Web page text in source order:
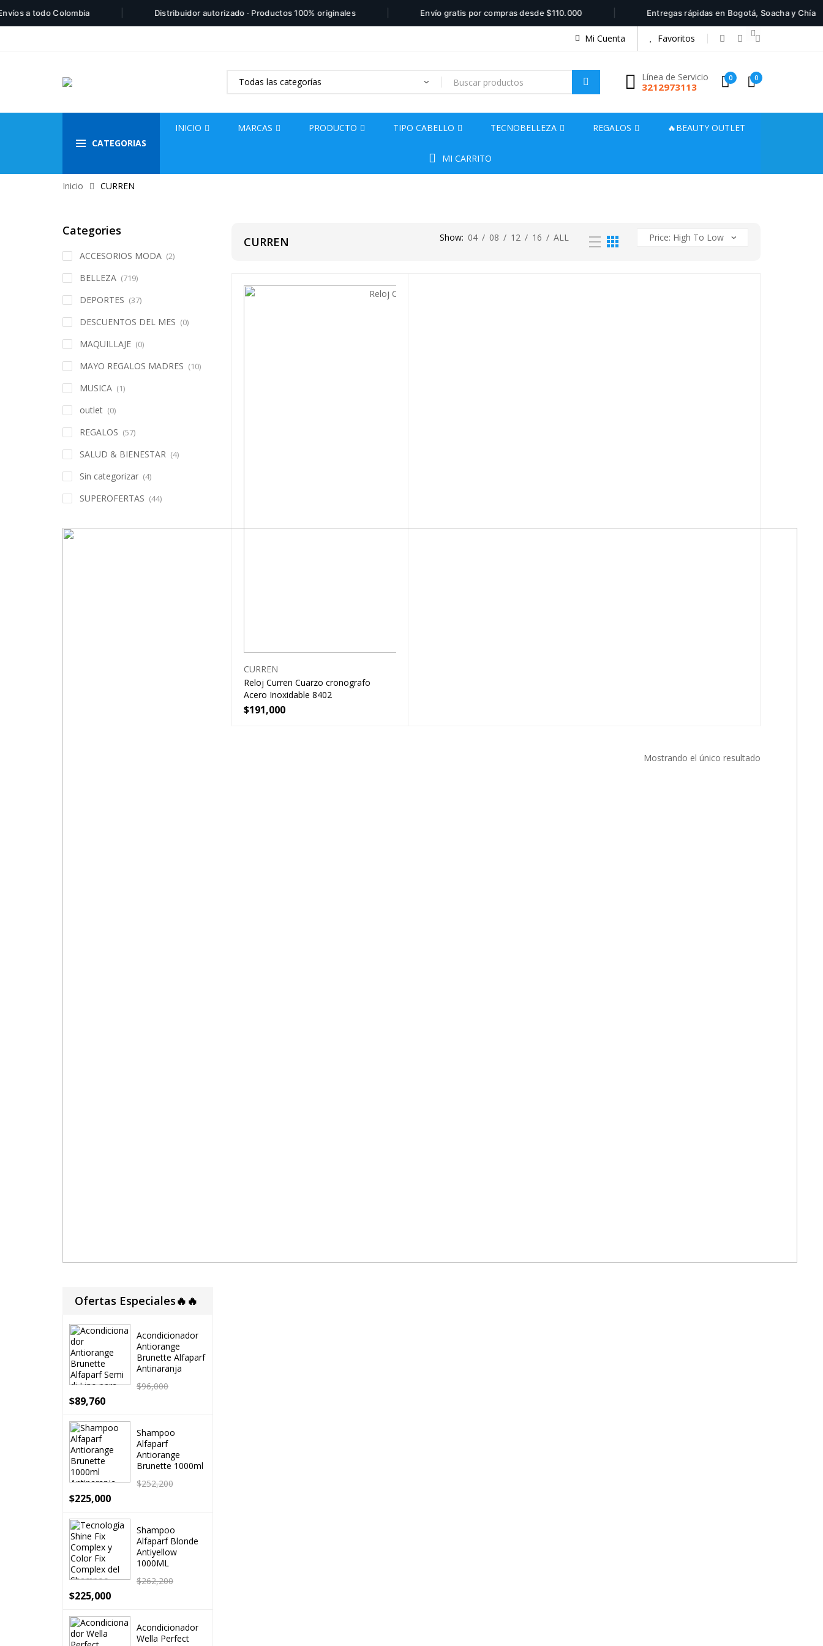
a todo Colombia Distribuidor autorizado · Productos 100% originales Envío gratis por compras desde $110.000 Entregas rápidas en Bogotá, Soacha y Chía
Mi Cuenta Favoritos
Línea de Servicio
3212973113
0 0
CATEGORIAS
INICIO MARCAS PRODUCTO TIPO CABELLO TECNOBELLEZA REGALOS 🔥BEAUTY OUTLET
MI CARRITO
Inicio CURREN
CURREN Show: 04 / 08 / 12 / 16 / ALL
CURREN
Reloj Curren Cuarzo cronografo
Acero Inoxidable 8402
$191,000
Mostrando el único resultado
Categories
ACCESORIOS MODA (2)
BELLEZA (719)
DEPORTES (37)
DESCUENTOS DEL MES (0)
MAQUILLAJE (0)
MAYO REGALOS MADRES (10)
MUSICA (1)
outlet (0)
REGALOS (57)
SALUD & BIENESTAR (4)
Sin categorizar (4)
SUPEROFERTAS (44)
Ofertas Especiales🔥🔥
Acondicionador
Antiorange
Brunette Alfaparf
Antinaranja
$96,000
$89,760
Shampoo
Alfaparf
Antiorange
Brunette 1000ml
$252,200
$225,000
Shampoo
Alfaparf Blonde
Antiyellow
1000ML
$262,200
$225,000
Acondicionador
Wella Perfect